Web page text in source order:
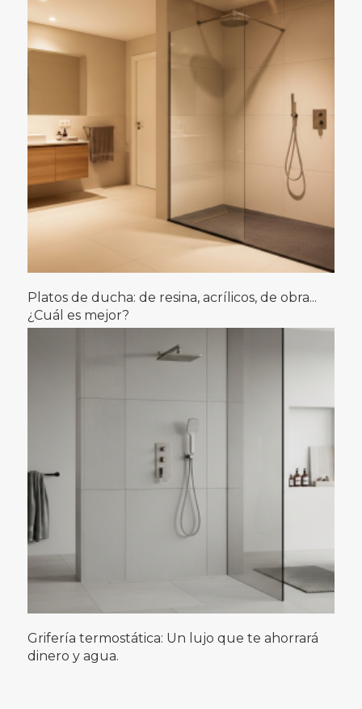
Platos de ducha: de resina, acrílicos, de obra...
¿Cuál es mejor?
Grifería termostática: Un lujo que te ahorrará
dinero y agua.